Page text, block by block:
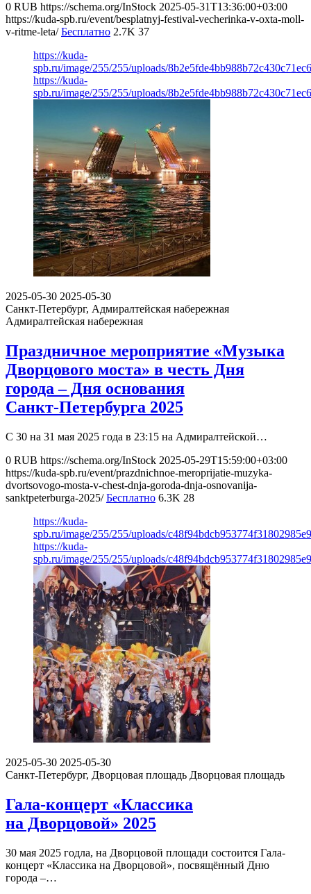
0 RUB https://schema.org/InStock 2025-05-31T13:36:00+03:00
https://kuda-spb.ru/event/besplatnyj-festival-vecherinka-v-oxta-moll-
v-ritme-leta/ Бесплатно 2.7K 37
https://kuda-
spb.ru/image/255/255/uploads/
https://kuda-
spb.ru/image/255/255/uploads/
2025-05-30 2025-05-30
Санкт-Петербург, Адмиралтейская набережная
Адмиралтейская набережная
Праздничное мероприятие «Музыка
Дворцового моста» в честь Дня
города – Дня основания
Санкт‑Петербурга 2025
С 30 на 31 мая 2025 года в 23:15 на Адмиралтейской…
0 RUB https://schema.org/InStock 2025-05-29T15:59:00+03:00
https://kuda-spb.ru/event/prazdnichnoe-meroprijatie-muzyka-
dvortsovogo-mosta-v-chest-dnja-goroda-dnja-osnovanija-
sanktpeterburga-2025/ Бесплатно 6.3K 28
https://kuda-
spb.ru/image/255/255/uploads/
https://kuda-
spb.ru/image/255/255/uploads/
2025-05-30 2025-05-30
Санкт-Петербург, Дворцовая площадь Дворцовая площадь
Гала-концерт «Классика
на Дворцовой» 2025
30 мая 2025 годла, на Дворцовой площади состоится Гала-
концерт «Классика на Дворцовой», посвящённый Дню
города –…